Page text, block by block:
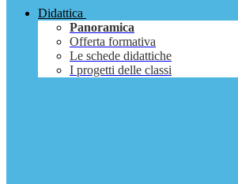
Didattica
Panoramica
Offerta formativa
Le schede didattiche
I progetti delle classi